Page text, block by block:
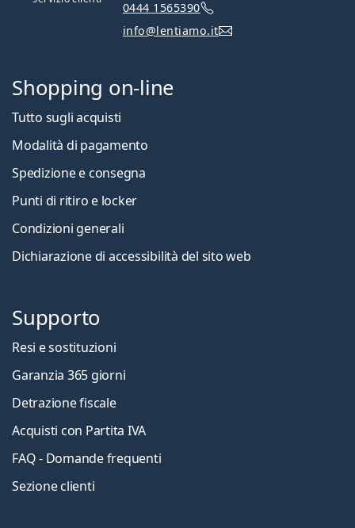
0444 1565390
info@lentiamo.it
Shopping on-line
Tutto sugli acquisti
Modalità di pagamento
Spedizione e consegna
Punti di ritiro e locker
Condizioni generali
Dichiarazione di accessibilità del sito web
Supporto
Resi e sostituzioni
Garanzia 365 giorni
Detrazione fiscale
Acquisti con Partita IVA
FAQ - Domande frequenti
Sezione clienti